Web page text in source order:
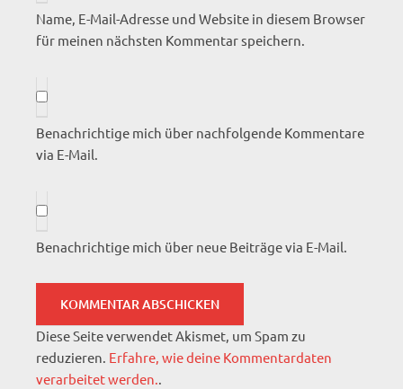
Name, E-Mail-Adresse und Website in diesem Browser
für meinen nächsten Kommentar speichern.
Benachrichtige mich über nachfolgende Kommentare
via E-Mail.
Benachrichtige mich über neue Beiträge via E-Mail.
Diese Seite verwendet Akismet, um Spam zu
reduzieren. Erfahre, wie deine Kommentardaten
verarbeitet werden..